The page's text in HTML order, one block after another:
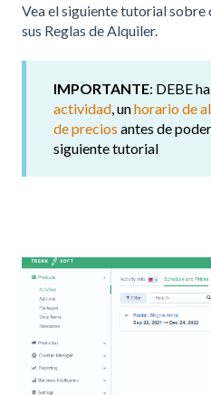
Vea el siguiente tutorial
sus Reglas de Alquiler.
IMPORTANTE: DEBE
actividad, unhorario de
de precios antes de
siguiente tutorial